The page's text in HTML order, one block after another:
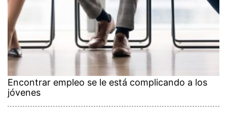
Encontrar empleo se le está complicando a los
jóvenes